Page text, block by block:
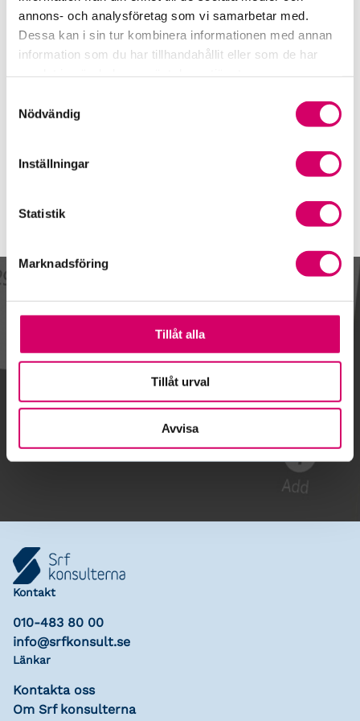
annons- och analysföretag som vi samarbetar med.
Dessa kan i sin tur kombinera informationen med annan
information som du har tillhandahållit eller som de har
Nödvändig
Inställningar
Statistik
Marknadsföring
Tillåt alla
Tillåt urval
Avvisa
0221-44 21 00
Mobiltelefon
Skicka e-post
Kalendarium
Gå till kalendariet
Lägg till i kalender
Kontakt
010-483 80 00
info@srfkonsult.se
Länkar
Kontakta oss
Om Srf konsulterna